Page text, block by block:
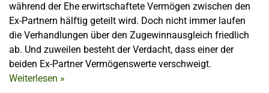
während der Ehe erwirtschaftete Vermögen zwischen den
Ex-Partnern hälftig geteilt wird. Doch nicht immer laufen
die Verhandlungen über den Zugewinnausgleich friedlich
ab. Und zuweilen besteht der Verdacht, dass einer der
beiden Ex-Partner Vermögenswerte verschweigt.
Weiterlesen »